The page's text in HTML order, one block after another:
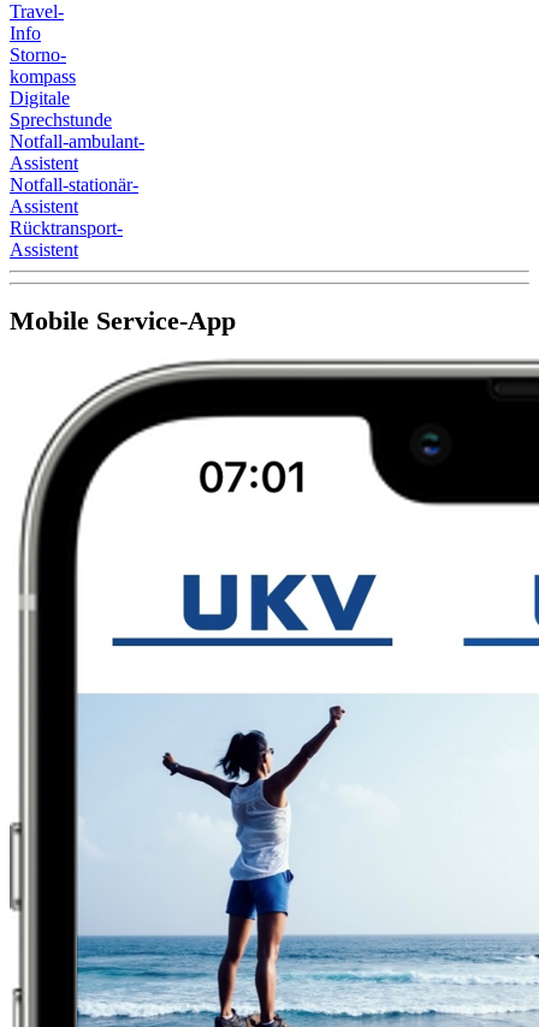
Travel-
Info
Storno-
kompass
Digitale
Sprechstunde
Notfall-ambulant-
Assistent
Notfall-stationär-
Assistent
Rücktransport-
Assistent
Mobile Service-App